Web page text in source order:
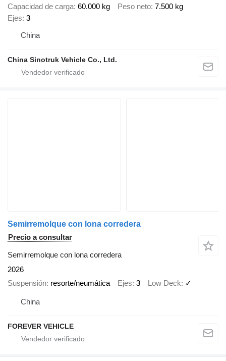
Capacidad de carga 60.000 kg Peso neto 7.500 kg
Ejes 3
China
China Sinotruk Vehicle Co., Ltd.
Semirremolque con lona corredera
Precio a consultar
Semirremolque con lona corredera
2026
Suspensión resorte/neumática Ejes 3 Low Deck ✓
China
FOREVER VEHICLE